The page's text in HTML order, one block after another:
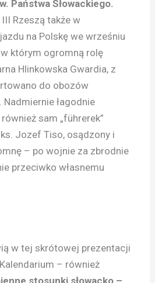
Państwa Słowackiego.
Rzeszą także w
na Polskę we wrześniu
którym ogromną rolę
Hlinkowska Gwardia, z
do obozów
łagodnie
sam „führerek”
Jozef Tiso, osądzony i
– po wojnie za zbrodnie
przeciwko własnemu
w tej skrótowej prezentacji
– również
stosunki słowacko –